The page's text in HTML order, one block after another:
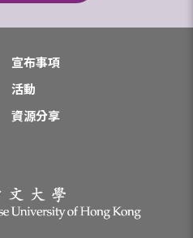
宣布事項
活動
資源分享